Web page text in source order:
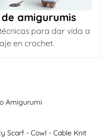
amigurumis
para dar vida a
en crochet.
Amigurumi
Scarf - Cowl - Cable Knit